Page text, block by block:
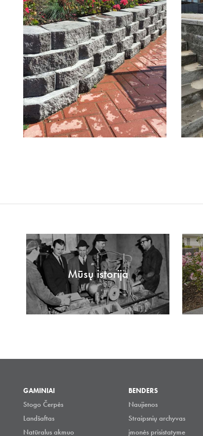
Mūsų istorija
GAMINIAI
Stogo Čerpės
Landšaftas
Natūralus akmuo
BENDERS
Naujienos
Straipsnių archyvas
įmonės prisistatyme